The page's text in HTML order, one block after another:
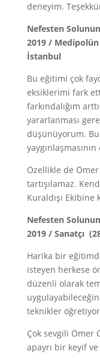
deneyim.
Nefesten
2019 /
İstanbul
Bu eğitimi çok
eksiklerimi fark
farkındalığım
yararlanması
düşünüyorum. Bu
Özellikle de
tartışılamaz.
Kuraldışı
Nefesten
2019 / Sanatçı
Harika bir
isteyen herkese
düzenli olarak
teknikler
Çok sevgili Ömer
apayrı bir keyif